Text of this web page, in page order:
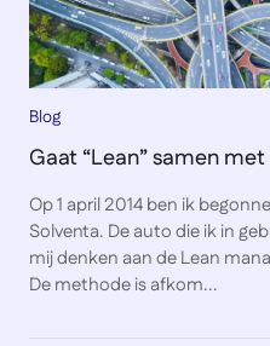
Blog
Gaat “Lean” samen
Op 1 april 2014 ben ik
Solventa. De auto die ik in
mij denken aan de Lean
De methode is afkom...